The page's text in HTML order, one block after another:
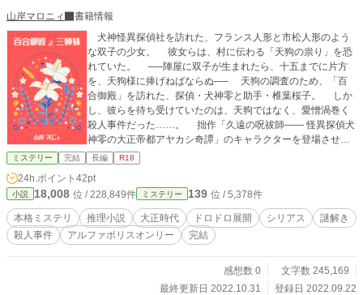
山岸マロニィ
書籍情報
️ 犬神怪異探偵社を訪れた、フランス人形と市松人形のよう
な双子の少女。 彼女らは、村に伝わる「天狗の祟り」を恐
れていた。 ──陣屋に双子が生まれたら、十五までに片方
を、天狗様に捧げねばならぬ── 天狗の調査のため、「百
合御殿」を訪れた、探偵・犬神零と助手・椎葉桜子。 しか
し、彼らを待ち受けていたのは、天狗ではなく、愛憎渦巻く
殺人事件だった……。 拙作「久遠の呪祓師―― 怪異探偵犬
神零の大正帝都アヤカシ奇譚」のキャラクターを登場させ
た、探偵小説です。 大正時代、山村の名家を舞台にし、
「本格ミステリ」を目指して執筆しました。 ご趣味が合い
ましたらご覧ください。 ─────────────── ️■以下の内
容を含みます。18歳未満の方、及び、苦手な方の閲覧はご遠
慮ください。 ️・残酷表現 ・グロ表現 ・性的表現 ・胸糞展開
・犯罪行為 ・タブーとされている事象 ️■大正時代を意識して
執筆しております。現代の価値観とは異なる場合がごさいま
───────────── ■表紙・「Canva」にて制作 ■作中資
ミステリー 完結 長編 R18
24h.ポイント 42pt
小説 18,008 位 / 228,849件 ミステリー 139 位 / 5,378件
本格ミステリ 推理小説 大正時代 ドロドロ展開 シリアス
謎解き
殺人事件
アルファポリスオンリー 完結
感想数 0
文字数 245,169
最終更新日 2022.10.31
登録日 2022.09.22